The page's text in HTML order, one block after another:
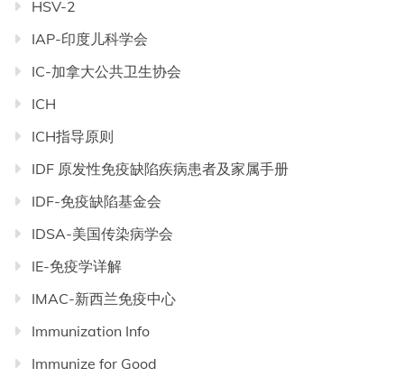
HSV-2
IAP-印度儿科学会
IC-加拿大公共卫生协会
ICH
ICH指导原则
IDF 原发性免疫缺陷疾病患者及家属手册
IDF-免疫缺陷基金会
IDSA-美国传染病学会
IE-免疫学详解
IMAC-新西兰免疫中心
Immunization Info
Immunize for Good